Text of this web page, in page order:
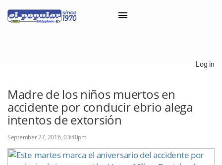
Classifieds
Categorías
Iniciar sesión con Clascal
Log in
Madre de los niños muertos en
accidente por conducir ebrio alega
intentos de extorsión
September 27, 2016, 03:40pm